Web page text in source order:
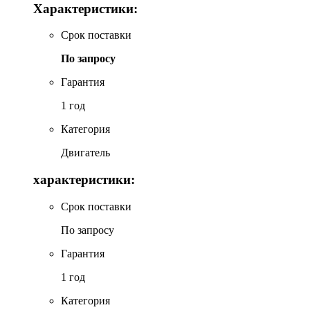
Характеристики:
Срок поставки
По запросу
Гарантия
1 год
Категория
Двигатель
характеристики:
Срок поставки
По запросу
Гарантия
1 год
Категория